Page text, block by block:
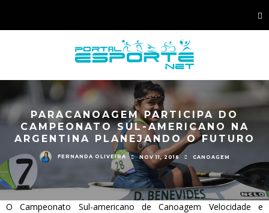
PARACANOAGEM PARTICIPA DO
CAMPEONATO SUL-AMERICANO NA
ARGENTINA PLANEJANDO O FUTURO
FERNANDA OLIVEIRA NOV 11, 2016 CANOAGEM
O Campeonato Sul-americano de Canoagem Velocidade e